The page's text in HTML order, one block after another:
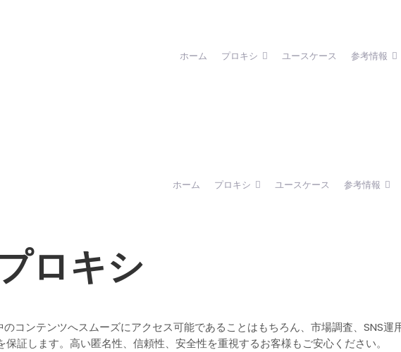
ホーム プロキシ ユースケース 参考情報
ホーム プロキシ ユースケース 参考情報
ロキシ
ンテンツへスムーズにアクセス可能であることはもちろん、市場調査、SNS運
します。高い匿名性、信頼性、安全性を重視するお客様もご安心ください。